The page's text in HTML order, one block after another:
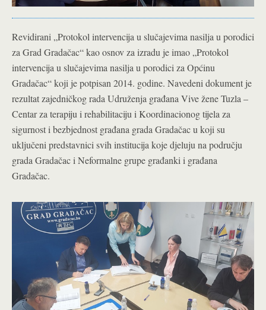
Revidirani „Protokol intervencija u slučajevima nasilja u porodici
za Grad Gradačac“ kao osnov za izradu je imao „Protokol
intervencija u slučajevima nasilja u porodici za Općinu
Gradačac“ koji je potpisan 2014. godine. Navedeni dokument je
rezultat zajedničkog rada Udruženja građana Vive žene Tuzla –
Centar za terapiju i rehabilitaciju i Koordinacionog tijela za
sigurnost i bezbjednost građana grada Gradačac u koji su
uključeni predstavnici svih institucija koje djeluju na području
grada Gradačac i Neformalne grupe građanki i građana
Gradačac.